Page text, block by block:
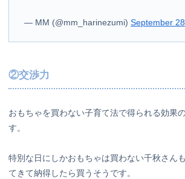
— MM (@mm_harinezumi)September
②交渉力
おもちゃを買わない子育て法で得られる効果の
す。
特別な日にしかおもちゃは買わない千秋さん
てきて納得したら買うそうです。